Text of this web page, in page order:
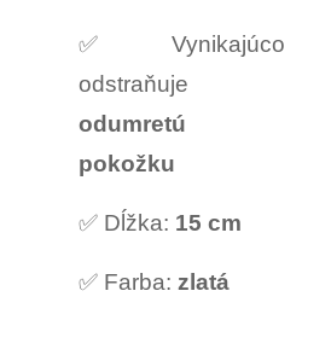
✅ Vynikajúco
odstraňuje
odumretú
pokožku
✅ Dĺžka: 15 cm
✅ Farba: zlatá